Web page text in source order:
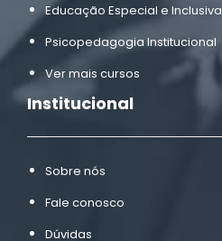
Educação Especial e Inclusiva
Psicopedagogia Institucional
Ver mais cursos
Institucional
Sobre nós
Fale conosco
Dúvidas